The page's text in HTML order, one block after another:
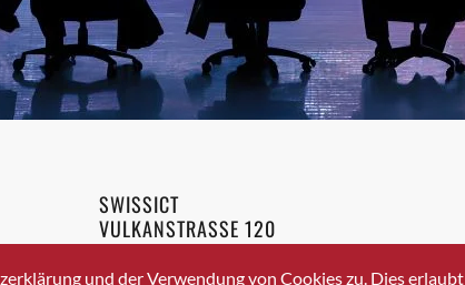
Burgdorf
Bäretswil
Bülach
Cazis
Crissier
Davos Platz
SWISSICT
VULKANSTRASSE 120
8048 ZURICH
und der Verwendung von Cookies zu. Dies erlaubt